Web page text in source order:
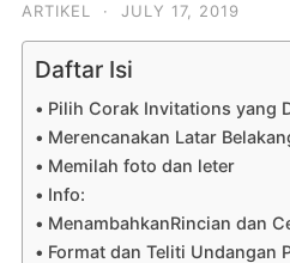
ARTIKEL · JULY 17, 2019
Daftar Isi
Pilih Corak Invitations yang
Merencanakan Latar
Memilah foto dan leter
Info:
MenambahkanRincian dan
Format dan Teliti Undangan